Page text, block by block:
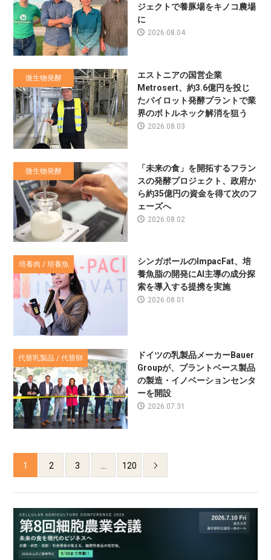
ジェクトで養豚場をキノコ農場
に
2026.08.04
微生物発酵
エストニアの国営企業
Metrosert、約3.6億円を投じ
たパイロット発酵プラントで業
界のボトルネック解消を狙う
2026.08.03
微生物発酵
「未来の食」を開拓するフラン
スの発酵プロジェクト、政府か
ら約35億円の資金を得て次のフ
ェーズへ
2026.08.02
培養肉 / 培養魚
シンガポールのImpacFat、培
養魚脂の開発にAI主導の成分探
索を導入する提携を実施
2026.08.01
代替乳製品 / 代替卵
ドイツの乳製品メーカーBauer
Groupが、プラントベース製品
の製造・イノベーションセンタ
ーを開設
2026.07.31
1 2 3 120 